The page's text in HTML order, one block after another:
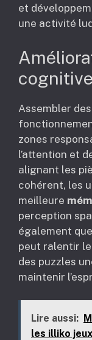
et
une activité
Assembler
zones
l’attention et
alignant les
cohérent, les
meilleure
perception
également
peut ralentir
des puzzles
maintenir
Lire aussi:
les illiko